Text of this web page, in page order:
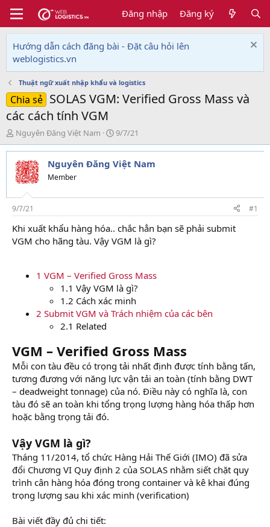
Đăng nhập Đăng ký
Hướng dẫn cách đăng bài - Đặt câu hỏi lên
weblogistics.vn
Thuật ngữ xuất nhập khẩu và logistics
Chia sẻ SOLAS VGM: Verified Gross Mass và
các cách tính VGM
T
h
r
e
a
d
s
t
a
r
t
Nguyên Đăng Việt Nam
N
g
à
y
i
9/7/21
Nguyên Đăng Việt Nam
Member
9/7/21 #1
Khi xuất khẩu hàng hóa.. chắc hẳn bạn sẽ phải submit
VGM cho hãng tàu. Vậy VGM là gì?
1 VGM – Verified Gross Mass
1.1 Vậy VGM là gì?
1.2 Cách xác minh
2 Submit VGM và Trách nhiệm của các bên
2.1 Related
VGM – Verified Gross Mass
Mỗi con tàu đều có trọng tải nhất định được tính bằng tấn,
tương đương với năng lực vận tải an toàn (tính bằng DWT
– deadweight tonnage) của nó. Điều này có nghĩa là, con
tàu đó sẽ an toàn khi tổng trọng lượng hàng hóa thấp hơn
hoặc bằng trọng tải đó.
Vậy VGM là gì?
Tháng 11/2014, tổ chức Hàng Hải Thế Giới (IMO) đã sửa
đổi Chương VI Quy định 2 của SOLAS nhằm siết chặt quy
trình cân hàng hóa đóng trong container và kê khai đúng
trọng lượng sau khi xác minh (verification)
Bài viết đầy đủ chi tiết: